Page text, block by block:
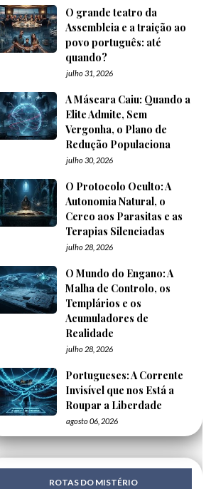
O grande teatro da
Assembleia e a traição ao
povo português: até
quando?
julho 31, 2026
A Máscara Caiu: Quando a
Elite Admite, Sem
Vergonha, o Plano de
Redução Populaciona
julho 30, 2026
O Protocolo Oculto: A
Autonomia Natural, o
Cerco aos Parasitas e as
Terapias Silenciadas
julho 28, 2026
O Mundo do Engano: A
Malha de Controlo, os
Templários e os
Acumuladores de
Realidade
julho 28, 2026
Portugueses: A Corrente
Invisível que nos Está a
Roupar a Liberdade
agosto 06, 2026
ROTAS DO MISTÉRIO